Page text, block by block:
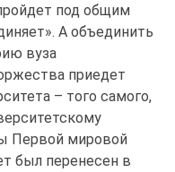
под общим
А объединить
вуза
приедет
– того самого,
Первой мировой
был перенесен в